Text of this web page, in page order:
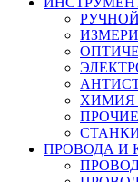
ХИМИЯ
ПРОВОДА И